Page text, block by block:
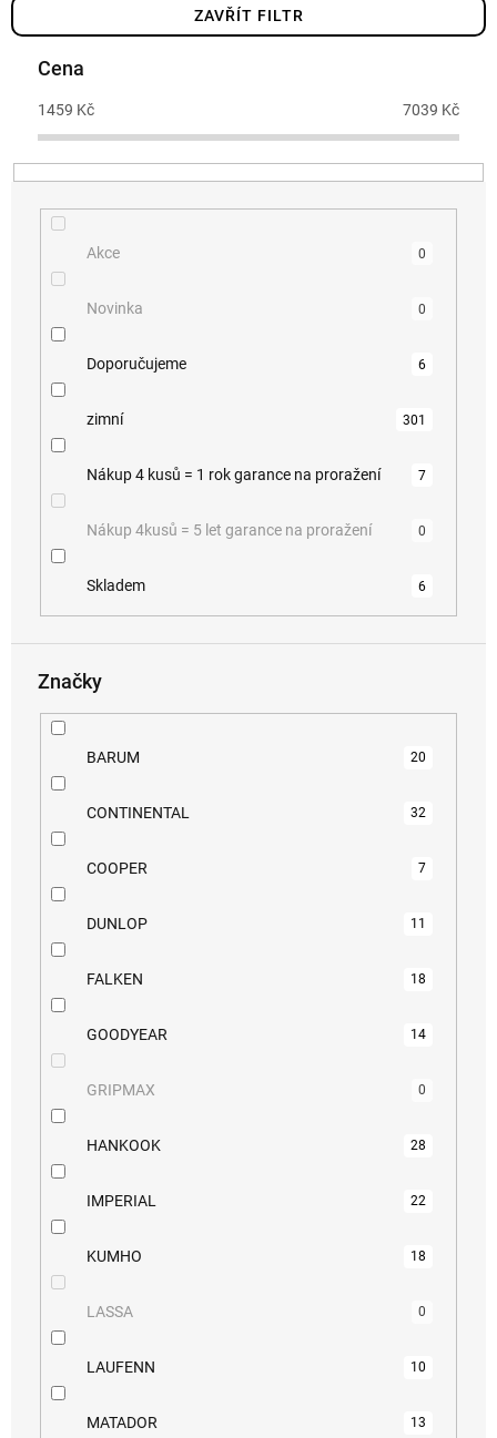
p
k
t
ZAVŘÍT FILTR
Cena
1459 Kč 7039 Kč
Akce 0
Novinka 0
Doporučujeme 6
zimní 301
Nákup 4 kusů = 1 rok garance na proražení 7
Nákup 4kusů = 5 let garance na proražení 0
Skladem 6
Značky
BARUM 20
CONTINENTAL 32
COOPER 7
DUNLOP 11
FALKEN 18
GOODYEAR 14
GRIPMAX 0
HANKOOK 28
IMPERIAL 22
KUMHO 18
LASSA 0
LAUFENN 10
MATADOR 13